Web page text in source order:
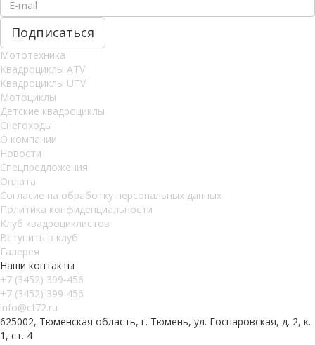
Мототехника
Квадроциклы ATV
Квадроциклы UTV
Мотоциклы
Детские квадроциклы
Снегоходы
О компании
Новости
Спецпредложения
Оплата
Согласие на обработку персональных данных
Политика конфиденциальности
Клуб квадроциклистов
Вступить в клуб
Галерея
Наши контакты
+7 (3452) 399-456
+7 (3452) 399-456
info@cf72.ru
625002, Тюменская область, г. Тюмень, ул. Госпаровская, д. 2, к.
1, ст. 4